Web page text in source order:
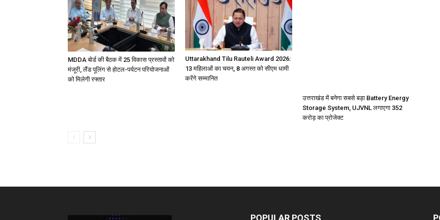
MDDA बोर्ड की बैठक में 25 विकास प्रस्तावों को
मंजूरी, लैंड पूलिंग से होटल-पर्यटन परियोजनाओं
को मिलेगी रफ्तार
Uttarakhand Tilu Rauteli Award 2026:
13 महिलाओं का चयन, 8 अगस्त को सीएम धामी
करेंगे सम्मानित
उत्तराखंड में बनेगा सबसे बड़ा Battery Energy
Storage System, UJVNL लगाएगा 352
करोड़ का प्रोजेक्ट
POPULAR POSTS